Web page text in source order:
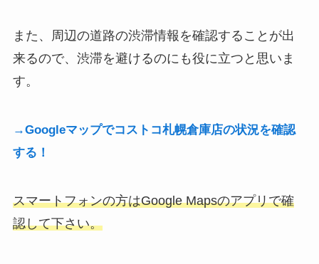
また、周辺の道路の渋滞情報を確認することが出
来るので、渋滞を避けるのにも役に立つと思いま
す。
→Googleマップでコストコ札幌倉庫店の状況を確認
する！
スマートフォンの方はGoogle Mapsのアプリで確
認して下さい。